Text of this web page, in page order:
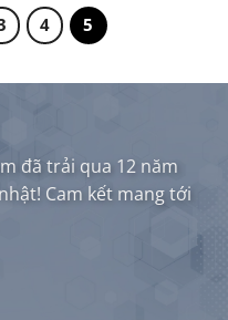
4 5
đã trải qua 12 năm
Cam kết mang tới